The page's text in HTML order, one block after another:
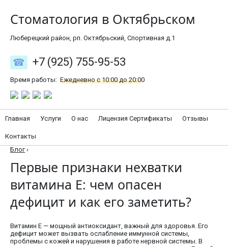
Стоматология в Октябрьском
Люберецкий район, рп. Октябрьский, Спортивная д.1
+7 (925) 755-95-53
Время работы: Ежедневно с 10:00 до 20:00
Главная Услуги О нас Лицензия Сертификаты Отзывы
Контакты
Блог ›
Первые признаки нехватки
витамина Е: чем опасен
дефицит и как его заметить?
Витамин Е — мощный антиоксидант, важный для здоровья. Его
дефицит может вызвать ослабление иммунной системы,
проблемы с кожей и нарушения в работе нервной системы. В